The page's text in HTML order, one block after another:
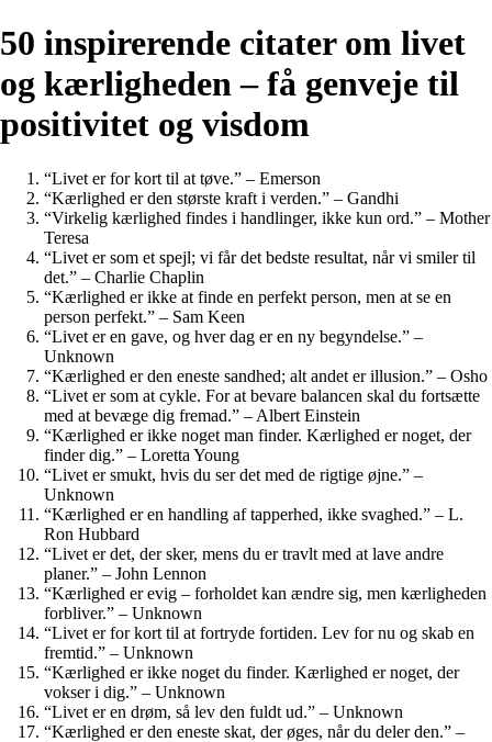
50 inspirerende citater om livet
og kærligheden – få genveje til
positivitet og visdom
“Livet er for kort til at tøve.” – Emerson
“Kærlighed er den største kraft i verden.” – Gandhi
“Virkelig kærlighed findes i handlinger, ikke kun ord.” – Mother
Teresa
“Livet er som et spejl; vi får det bedste resultat, når vi smiler til
det.” – Charlie Chaplin
“Kærlighed er ikke at finde en perfekt person, men at se en
person perfekt.” – Sam Keen
“Livet er en gave, og hver dag er en ny begyndelse.” –
Unknown
“Kærlighed er den eneste sandhed; alt andet er illusion.” – Osho
“Livet er som at cykle. For at bevare balancen skal du fortsætte
med at bevæge dig fremad.” – Albert Einstein
“Kærlighed er ikke noget man finder. Kærlighed er noget, der
finder dig.” – Loretta Young
“Livet er smukt, hvis du ser det med de rigtige øjne.” –
Unknown
“Kærlighed er en handling af tapperhed, ikke svaghed.” – L.
Ron Hubbard
“Livet er det, der sker, mens du er travlt med at lave andre
planer.” – John Lennon
“Kærlighed er evig – forholdet kan ændre sig, men kærligheden
forbliver.” – Unknown
“Livet er for kort til at fortryde fortiden. Lev for nu og skab en
fremtid.” – Unknown
“Kærlighed er ikke noget du finder. Kærlighed er noget, der
vokser i dig.” – Unknown
“Livet er en drøm, så lev den fuldt ud.” – Unknown
“Kærlighed er den eneste skat, der øges, når du deler den.” –